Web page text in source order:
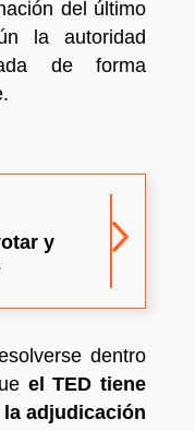
del último
la autoridad
de forma
y
dentro
el TED tiene
adjudicación